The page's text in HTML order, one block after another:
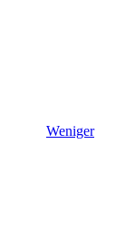
Weniger